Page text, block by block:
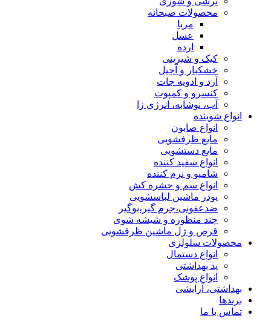
محصولات صبحانه
مربا
عسل
ارده
کیک و شیرینی
خشکبار و آجیل
آرد و ادویه جات
کنسرو و کمپوت
آب، نوشابه، انرژی زا
انواع شوینده
انواع صابون
مایع ظرفشویی
مایع دستشویی
انواع سفید کننده
شامپو و نرم کننده
انواع سم و حشره کش
پودر ماشین لباسشویی
ضدعفونی،جرم گیر،بوگیر
چند منظوره و شیشه شوی
قرص و ژل ماشین ظرفشویی
محصولات سلولزی
انواع دستمال
پد بهداشتی
انواع پوشک
بهداشتی، آرایشی
برندها
تماس با ما